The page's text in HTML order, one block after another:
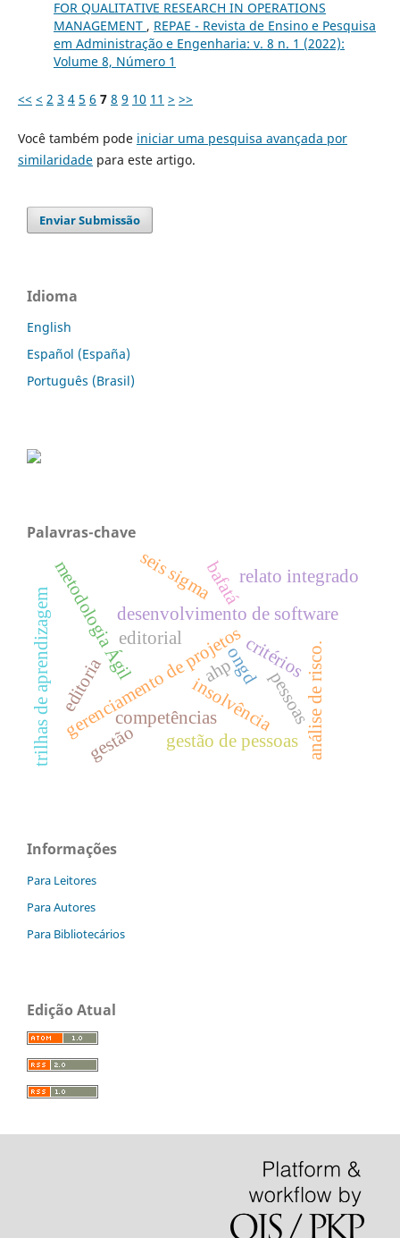
FOR QUALITATIVE RESEARCH IN OPERATIONS
MANAGEMENT , REPAE - Revista de Ensino e Pesquisa
em Administração e Engenharia: v. 8 n. 1 (2022):
Volume 8, Número 1
<< < 2 3 4 5 6 7 8 9 10 11 > >>
Você também pode iniciar uma pesquisa avançada por
similaridadepara este artigo.
Enviar Submissão
Idioma
English
Español (España)
Português (Brasil)
Palavras-chave
gerenciamento de projetos
metodologia Ágildesenvolvimento de software
competências
ahpongd
bafatá
critérios
trilhas de aprendizagem insolvência análise de risco.
seis sigma
gestão de pessoas
editorial
editoria
gestão
relato integrado
pessoas
Informações
Para Leitores
Para Autores
Para Bibliotecários
Edição Atual